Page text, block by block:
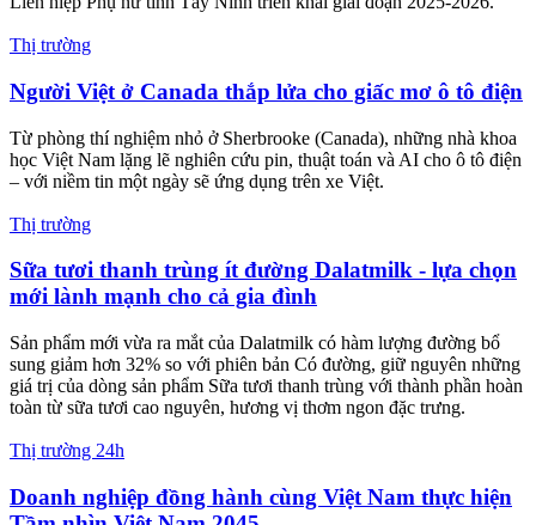
Thị trường 24h
‘Hành trình kết nối trăm điểm tin cậy’ đến các Tổng
Đại lý Generali miền Bắc
thời đánh dấu cột mốc 10 năm thành lập và phát triển mô hình Văn
xe “Hành trình kết nối trăm điểm tin cậy”.